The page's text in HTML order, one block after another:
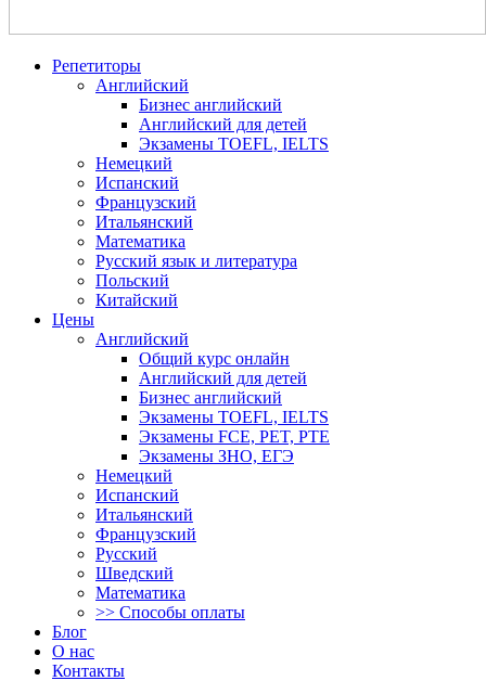
Репетиторы
Английский
Бизнес английский
Английский для детей
Экзамены TOEFL, IELTS
Немецкий
Испанский
Французский
Итальянский
Математика
Русский язык и литература
Польский
Китайский
Цены
Английский
Общий курс онлайн
Английский для детей
Бизнес английский
Экзамены TOEFL, IELTS
Экзамены FCE, PET, PTE
Экзамены ЗНО, ЕГЭ
Немецкий
Испанский
Итальянский
Французский
Русский
Шведский
Математика
>> Способы оплаты
Блог
О нас
Контакты